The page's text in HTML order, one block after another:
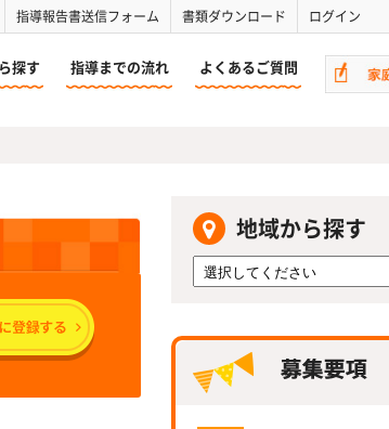
指導報告書送信フォーム 書類ダウンロード ログイン
探す 指導までの流れ よくあるご質問
地域から探す